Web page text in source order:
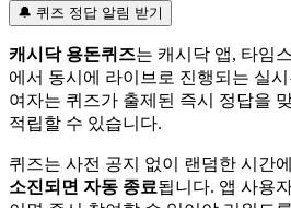
🔔 퀴즈 정답 알림 받기
캐시닥 용돈퀴즈는 캐시닥 앱, 타임
에서 동시에 라이브로 진행되는 실
여자는 퀴즈가 출제된 즉시 정답을
적립할 수 있습니다.
퀴즈는 사전 공지 없이 랜덤한 시간
소진되면 자동 종료됩니다. 앱 사용